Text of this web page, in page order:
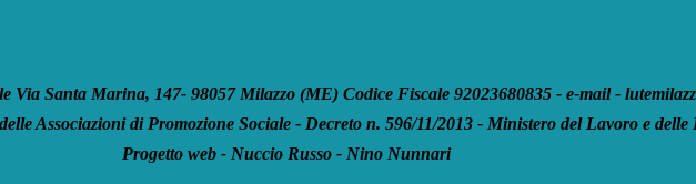
Santa Marina, 147- 98057 Milazzo (ME) Codice Fiscale 92023680835 - e-mail -
Associazioni di Promozione Sociale - Decreto n. 596/11/2013 - Ministero del Lavoro e
Progetto web - Nuccio Russo - Nino Nunnari